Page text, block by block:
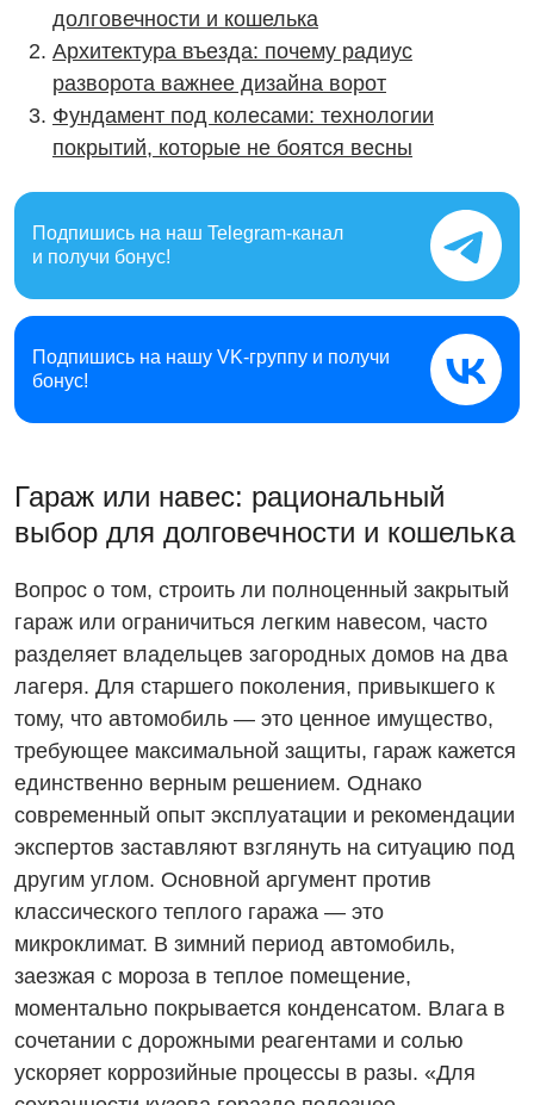
долговечности и кошелька
Архитектура въезда: почему радиус
разворота важнее дизайна ворот
Фундамент под колесами: технологии
покрытий, которые не боятся весны
Подпишись на наш Telegram-канал
и получи бонус!
Подпишись на нашу VK-группу и получи
бонус!
Гараж или навес: рациональный
выбор для долговечности и кошелька
Вопрос о том, строить ли полноценный закрытый
гараж или ограничиться легким навесом, часто
разделяет владельцев загородных домов на два
лагеря. Для старшего поколения, привыкшего к
тому, что автомобиль — это ценное имущество,
требующее максимальной защиты, гараж кажется
единственно верным решением. Однако
современный опыт эксплуатации и рекомендации
экспертов заставляют взглянуть на ситуацию под
другим углом. Основной аргумент против
классического теплого гаража — это
микроклимат. В зимний период автомобиль,
заезжая с мороза в теплое помещение,
моментально покрывается конденсатом. Влага в
сочетании с дорожными реагентами и солью
ускоряет коррозийные процессы в разы. «Для